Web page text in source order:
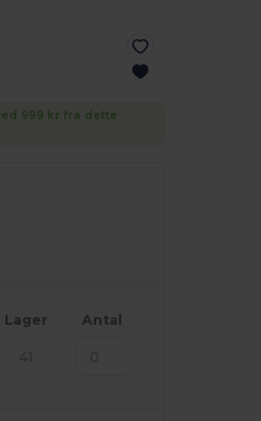
999 kr fra dette
Lager Antal